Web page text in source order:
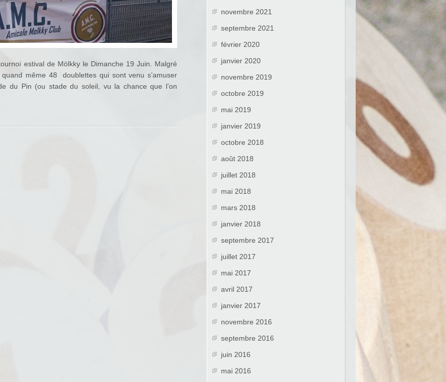
estival de Mölkky le Dimanche 19 Juin. Malgré
même 48 doublettes qui sont venu s’amuser
du Pin (ou stade du soleil, vu la chance que l’on
novembre 2021
septembre 2021
février 2020
janvier 2020
novembre 2019
octobre 2019
mai 2019
janvier 2019
octobre 2018
août 2018
juillet 2018
mai 2018
mars 2018
janvier 2018
septembre 2017
juillet 2017
mai 2017
avril 2017
janvier 2017
novembre 2016
septembre 2016
juin 2016
mai 2016